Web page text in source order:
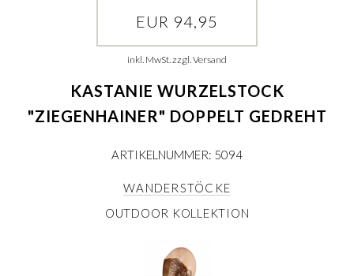
EUR 94,95
inkl. MwSt. zzgl. Versand
KASTANIE WURZELSTOCK
"ZIEGENHAINER" DOPPELT GEDREHT
ARTIKELNUMMER: 5094
WANDERSTÖCKE
OUTDOOR KOLLEKTION